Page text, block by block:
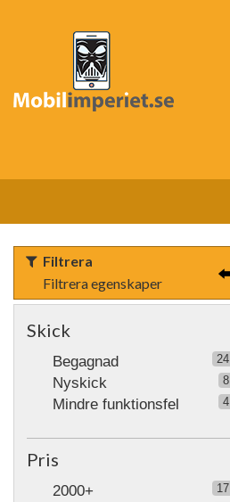
Filtrera
Filtrera egenskaper
Skick
Begagnad 24
Nyskick 8
Mindre funktionsfel 4
Pris
2000+ 17